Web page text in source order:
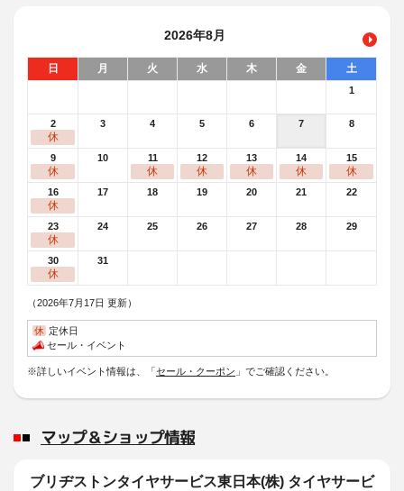
2026年8月
日 月 火 水 木 金 土
1
2
休
3 4 5 6 7 8
9
休
10 11
休
12
休
13
休
14
休
15
休
16
休
17 18 19 20 21 22
23
休
24 25 26 27 28 29
30
休
31
（2026年7月17日 更新）
休 定休日
セール・イベント
※詳しいイベント情報は、「セール・クーポン 」でご確認ください。
マップ＆ショップ情報
ブリヂストンタイヤサービス東日本(株) タイヤサービ